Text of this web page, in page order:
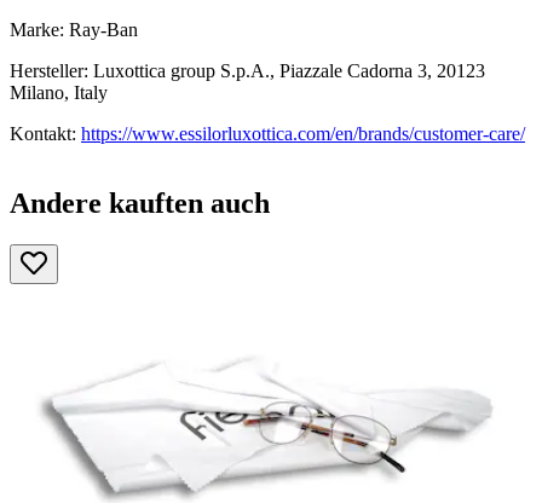
Marke: Ray-Ban
Hersteller: Luxottica group S.p.A., Piazzale Cadorna 3, 20123
Milano, Italy
Kontakt: https://www.essilorluxottica.com/en/brands/customer-care/
Andere kauften auch